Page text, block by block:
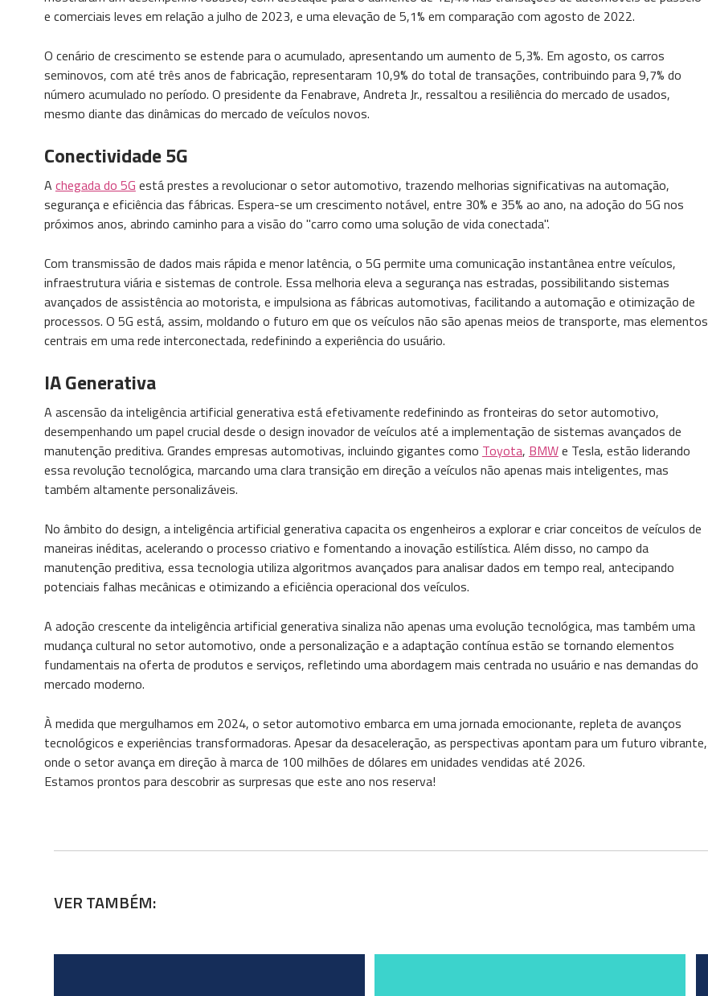
e comerciais leves em relação a julho de 2023, e uma elevação de 5,1% em comparação com agosto de 2022.
O cenário de crescimento se estende para o acumulado, apresentando um aumento de 5,3%. Em agosto, os carros
seminovos, com até três anos de fabricação, representaram 10,9% do total de transações, contribuindo para 9,7% do
número acumulado no período. O presidente da Fenabrave, Andreta Jr., ressaltou a resiliência do mercado de usados,
mesmo diante das dinâmicas do mercado de veículos novos.
Conectividade 5G
A chegada do 5G está prestes a revolucionar o setor automotivo, trazendo melhorias significativas na automação,
segurança e eficiência das fábricas. Espera-se um crescimento notável, entre 30% e 35% ao ano, na adoção do 5G nos
próximos anos, abrindo caminho para a visão do "carro como uma solução de vida conectada".
Com transmissão de dados mais rápida e menor latência, o 5G permite uma comunicação instantânea entre veículos,
infraestrutura viária e sistemas de controle. Essa melhoria eleva a segurança nas estradas, possibilitando sistemas
avançados de assistência ao motorista, e impulsiona as fábricas automotivas, facilitando a automação e otimização de
processos. O 5G está, assim, moldando o futuro em que os veículos não são apenas meios de transporte, mas elementos
centrais em uma rede interconectada, redefinindo a experiência do usuário.
IA Generativa
A ascensão da inteligência artificial generativa está efetivamente redefinindo as fronteiras do setor automotivo,
desempenhando um papel crucial desde o design inovador de veículos até a implementação de sistemas avançados de
manutenção preditiva. Grandes empresas automotivas, incluindo gigantes como Toyota, BMWe Tesla, estão liderando
essa revolução tecnológica, marcando uma clara transição em direção a veículos não apenas mais inteligentes, mas
também altamente personalizáveis.
No âmbito do design, a inteligência artificial generativa capacita os engenheiros a explorar e criar conceitos de veículos de
maneiras inéditas, acelerando o processo criativo e fomentando a inovação estilística. Além disso, no campo da
manutenção preditiva, essa tecnologia utiliza algoritmos avançados para analisar dados em tempo real, antecipando
potenciais falhas mecânicas e otimizando a eficiência operacional dos veículos.
A adoção crescente da inteligência artificial generativa sinaliza não apenas uma evolução tecnológica, mas também uma
mudança cultural no setor automotivo, onde a personalização e a adaptação contínua estão se tornando elementos
fundamentais na oferta de produtos e serviços, refletindo uma abordagem mais centrada no usuário e nas demandas do
mercado moderno.
À medida que mergulhamos em 2024, o setor automotivo embarca em uma jornada emocionante, repleta de avanços
tecnológicos e experiências transformadoras. Apesar da desaceleração, as perspectivas apontam para um futuro vibrante,
onde o setor avança em direção à marca de 100 milhões de dólares em unidades vendidas até 2026.
Estamos prontos para descobrir as surpresas que este ano nos reserva!
VER TAMBÉM: